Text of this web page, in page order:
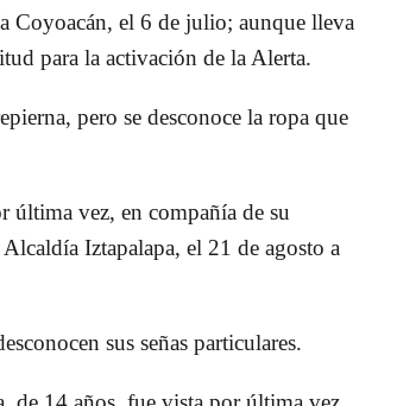
Coyoacán, el 6 de julio; aunque lleva
para la activación de la Alerta.
pero se desconoce la ropa que
última vez, en compañía de su
Iztapalapa, el 21 de agosto a
sus señas particulares.